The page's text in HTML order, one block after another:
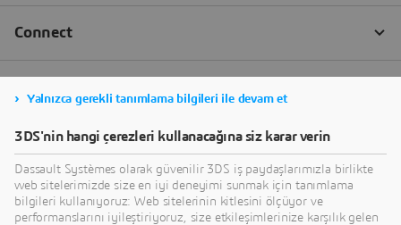
Yalnızca gerekli tanımlama bilgileri ile devam et
3DS'nin hangi çerezleri kullanacağına siz karar verin
Dassault Systèmes olarak güvenilir 3DS iş paydaşlarımızla birlikte
web sitelerimizde size en iyi deneyimi sunmak için tanımlama
bilgileri kullanıyoruz: Web sitelerinin kitlesini ölçüyor ve
performanslarını iyileştiriyoruz, size etkileşimlerinize karşılık gelen